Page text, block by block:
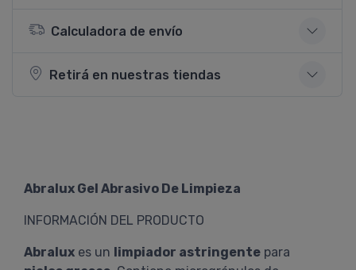
Calculadora de envío
Retirá en nuestras tiendas
Abralux Gel Abrasivo De Limpieza
INFORMACIÓN DEL PRODUCTO
Abralux es un limpiador astringente para